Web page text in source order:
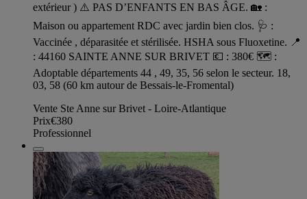
extérieur ) ⚠️ PAS D’ENFANTS EN BAS ÂGE. 🏡 :
Maison ou appartement RDC avec jardin bien clos. 🩺 :
Vaccinée , déparasitée et stérilisée. HSHA sous Fluoxetine. 📍
: 44160 SAINTE ANNE SUR BRIVET 💶 : 380€ 🗺️ :
Adoptable départements 44 , 49, 35, 56 selon le secteur. 18,
03, 58 (60 km autour de Bessais-le-Fromental)
Vente Ste Anne sur Brivet - Loire-Atlantique
Prix€380
Professionnel